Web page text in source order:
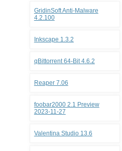
GridinSoft Anti-Malware
4.2.100
Inkscape 1.3.2
qBittorrent 64-Bit 4.6.2
Reaper 7.06
foobar2000 2.1 Preview
2023-11-27
Valentina Studio 13.6